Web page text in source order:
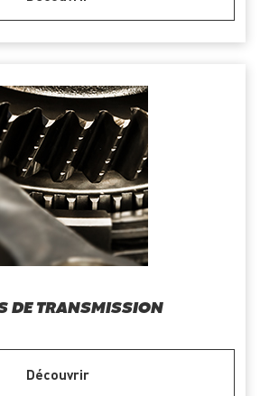
DE TRANSMISSION
Découvrir